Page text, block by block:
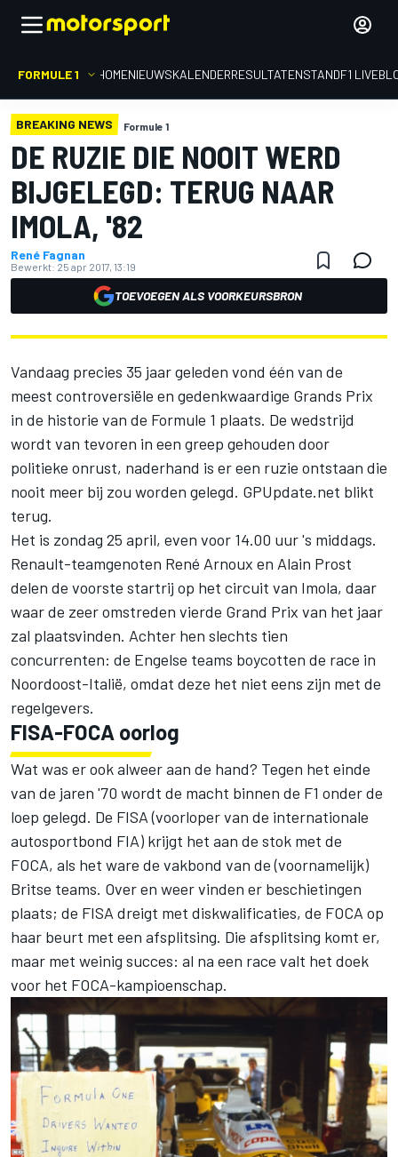
FORMULE 1 HOMENIEUWSKALENDERRESULTATENSTANDF1
BREAKING NEWS Formule 1
DE RUZIE DIE NOOIT WERD
BIJGELEGD: TERUG NAAR
IMOLA, '82
René Fagnan
Bewerkt: 25 apr 2017, 13:19
TOEVOEGEN ALS VOORKEURSBRON
Vandaag precies 35 jaar geleden vond één van de
meest controversiële en gedenkwaardige Grands Prix
in de historie van de Formule 1 plaats. De wedstrijd
wordt van tevoren in een greep gehouden door
politieke onrust, naderhand is er een ruzie ontstaan die
nooit meer bij zou worden gelegd. GPUpdate.net blikt
terug.
Het is zondag 25 april, even voor 14.00 uur 's middags.
Renault-teamgenoten René Arnoux en Alain Prost
delen de voorste startrij op het circuit van Imola, daar
waar de zeer omstreden vierde Grand Prix van het jaar
zal plaatsvinden. Achter hen slechts tien
concurrenten: de Engelse teams boycotten de race in
Noordoost-Italië, omdat deze het niet eens zijn met de
regelgevers.
FISA-FOCA oorlog
Wat was er ook alweer aan de hand? Tegen het einde
van de jaren '70 wordt de macht binnen de F1 onder de
loep gelegd. De FISA (voorloper van de internationale
autosportbond FIA) krijgt het aan de stok met de
FOCA, als het ware de vakbond van de (voornamelijk)
Britse teams. Over en weer vinden er beschietingen
plaats; de FISA dreigt met diskwalificaties, de FOCA op
haar beurt met een afsplitsing. Die afsplitsing komt er,
maar met weinig succes: al na een race valt het doek
voor het FOCA-kampioenschap.